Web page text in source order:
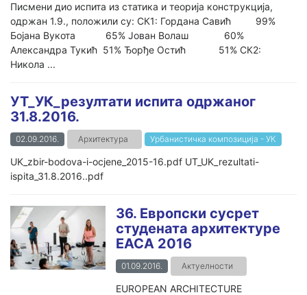
Писмени дио испита из статика и теорија конструкција,
одржан 1.9., положили су: СК1: Гордана Савић 99%
Бојана Вукота 65% Јован Волаш 60%
Александра Тукић 51% Ђорђе Остић 51% СК2:
Никола ...
УТ_УК_резултати испита одржаног
31.8.2016.
02.09.2016. Архитектура Урбанистичка композиција - УК
UK_zbir-bodova-i-ocjene_2015-16.pdf UT_UK_rezultati-
ispita_31.8.2016..pdf
36. Европски сусрет
студената архитектуре
ЕАСА 2016
01.09.2016. Актуелности
EUROPEAN ARCHITECTURE